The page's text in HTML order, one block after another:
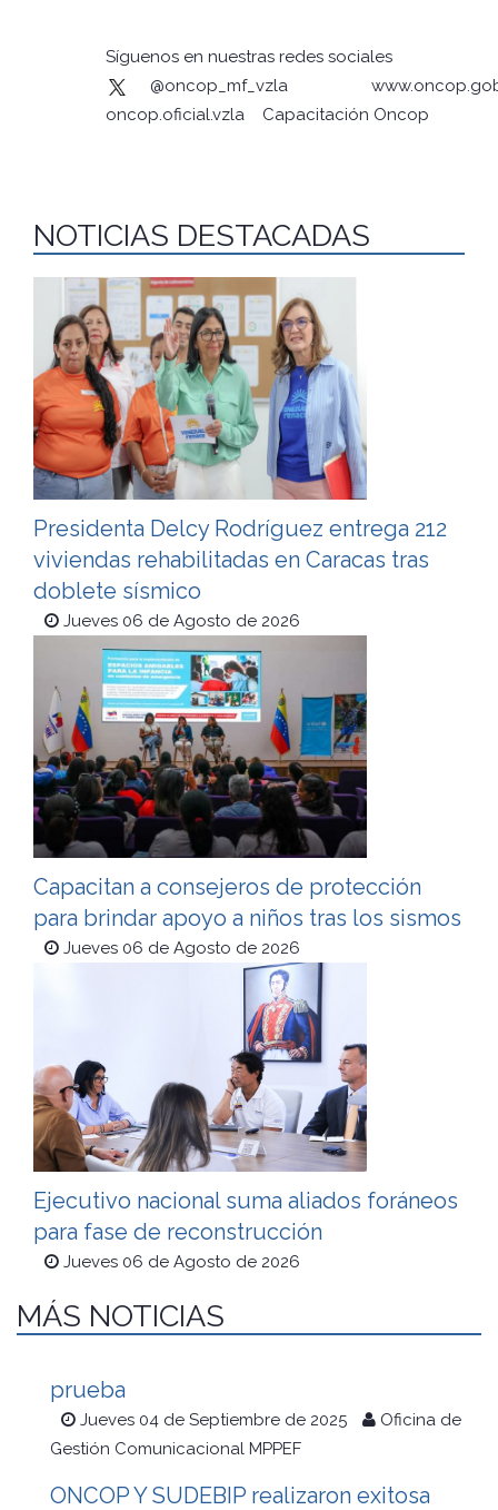
Síguenos en nuestras redes sociales
@oncop_mf_vzla
oncop.oficial.vzla
Capacitación Oncop
NOTICIAS DESTACADAS
Presidenta Delcy Rodríguez entrega 212
viviendas rehabilitadas en Caracas tras
doblete sísmico
Jueves 06 de Agosto de 2026
Capacitan a consejeros de protección
para brindar apoyo a niños tras los sismos
Jueves 06 de Agosto de 2026
Ejecutivo nacional suma aliados foráneos
para fase de reconstrucción
Jueves 06 de Agosto de 2026
MÁS NOTICIAS
prueba
Jueves 04 de Septiembre de 2025
Oficina de
Gestión Comunicacional MPPEF
ONCOP Y SUDEBIP realizaron exitosa